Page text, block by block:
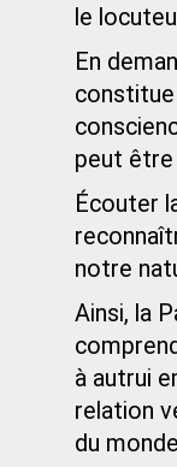
le
En
constitue
peut être
Écouter
notre
Ainsi, la
à autrui
relation
du